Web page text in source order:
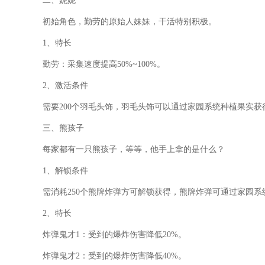
初始角色，勤劳的原始人妹妹，干活特别积极。
1、特长
勤劳：采集速度提高50%~100%。
2、激活条件
需要200个羽毛头饰，羽毛头饰可以通过家园系统种植果实获
三、熊孩子
每家都有一只熊孩子，等等，他手上拿的是什么？
1、解锁条件
需消耗250个熊牌炸弹方可解锁获得，熊牌炸弹可通过家园系
2、特长
炸弹鬼才1：受到的爆炸伤害降低20%。
炸弹鬼才2：受到的爆炸伤害降低40%。